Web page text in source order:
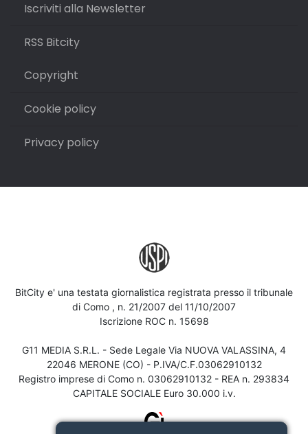
Iscriviti alla Newsletter
RSS Bitcity
Copyright
Cookie policy
Privacy policy
BitCity e' una testata giornalistica registrata presso il tribunale
di Como , n. 21/2007 del 11/10/2007
Iscrizione ROC n. 15698
G11 MEDIA S.R.L. - Sede Legale Via NUOVA VALASSINA, 4
22046 MERONE (CO) - P.IVA/C.F.03062910132
Registro imprese di Como n. 03062910132 - REA n. 293834
CAPITALE SOCIALE Euro 30.000 i.v.